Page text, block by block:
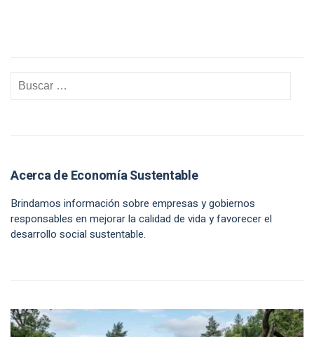
Acerca de Economía Sustentable
Brindamos información sobre empresas y gobiernos
responsables en mejorar la calidad de vida y favorecer el
desarrollo social sustentable.